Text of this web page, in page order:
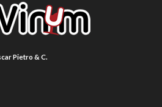
Pietro & C.